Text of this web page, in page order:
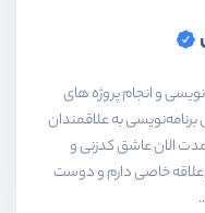
و انجام پروژه های
برنامه‌نویسی به علاقمندان
الان عاشق کدزنی و
خاصی دارم و دوست